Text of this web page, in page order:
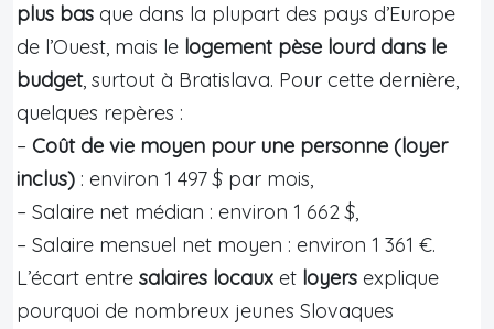
plus bas que dans la plupart des pays d’Europe
de l’Ouest, mais le logement pèse lourd dans le
budget, surtout à Bratislava. Pour cette dernière,
quelques repères :
– Coût de vie moyen pour une personne (loyer
inclus) : environ 1 497 $ par mois,
– Salaire net médian : environ 1 662 $,
– Salaire mensuel net moyen : environ 1 361 €.
L’écart entre salaires locaux et loyers explique
pourquoi de nombreux jeunes Slovaques